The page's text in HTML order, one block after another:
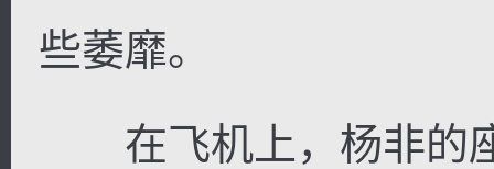
些萎靡。
在飞机上，杨非的